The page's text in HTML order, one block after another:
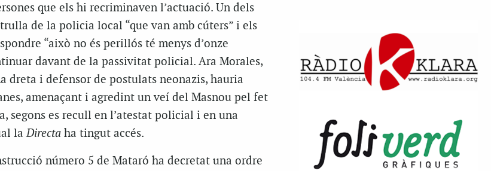
que els hi recriminaven l’actuació. Un dels
de la policia local “que van amb cúters” i els
“això no és perillós té menys d’onze
davant de la passivitat policial. Ara Morales,
dreta i defensor de postulats neonazis, hauria
amenaçant i agredint un veí del Masnou pel fet
segons es recull en l’atestat policial i en una
laDirectaha tingut accés.
número 5 de Mataró ha decretat una ordre